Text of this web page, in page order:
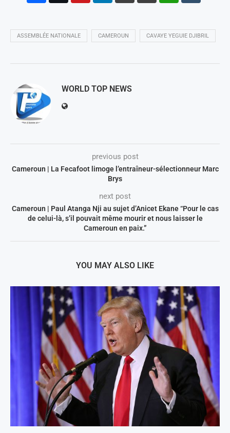
ASSEMBLÉE NATIONALE CAMEROUN CAVAYE YEGUIE DJIBRIL
WORLD TOP NEWS
previous post
Cameroun | La Fecafoot limoge l’entraîneur-sélectionneur Marc
Brys
next post
Cameroun | Paul Atanga Nji au sujet d’Anicet Ekane “Pour le cas
de celui-là, s’il pouvait même mourir et nous laisser le
Cameroun en paix.”
YOU MAY ALSO LIKE